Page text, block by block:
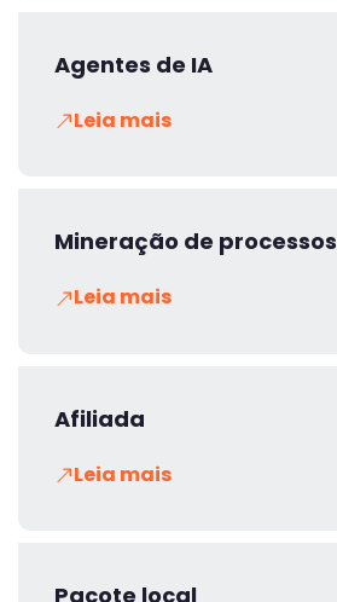
Agentes de IA
Leia mais
Mineração de processos
Leia mais
Afiliada
Leia mais
Pacote local